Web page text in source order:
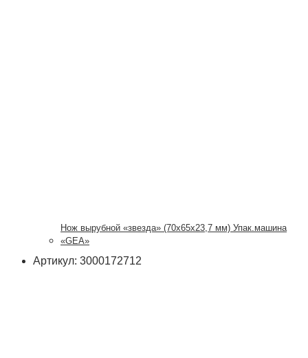
Нож вырубной «звезда» (70х65х23,7 мм) Упак.машина
«GEA»
Артикул: 3000172712